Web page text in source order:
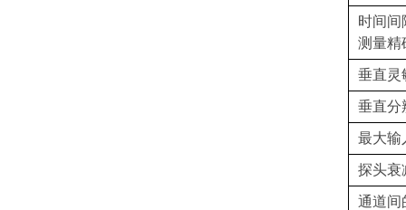
时间
测量精
垂直灵
垂直分
最大输
探头衰
通道间